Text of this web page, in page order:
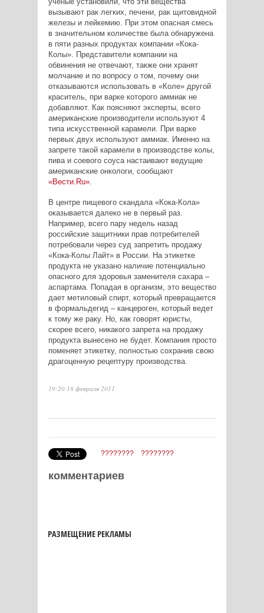
вызывают рак легких, печени, рак щитовидной
железы и лейкемию. При этом опасная смесь
в значительном количестве была обнаружена
в пяти разных продуктах компании «Кока-
Колы». Представители компании на
обвинения не отвечают, также они хранят
молчание и по вопросу о том, почему они
отказываются использовать в «Коле» другой
краситель, при варке которого аммиак не
добавляют. Как поясняют эксперты, всего
американские производители используют 4
типа искусственной карамели. При варке
первых двух используют аммиак. Именно на
запрете такой карамели в производстве колы,
пива и соевого соуса настаивают ведущие
американские онкологи, сообщают
«Вести.Ru».
В центре пищевого скандала «Кока-Кола»
оказывается далеко не в первый раз.
Например, всего пару недель назад
российские защитники прав потребителей
потребовали через суд запретить продажу
«Кока-Колы Лайт» в России. На этикетке
продукта не указано наличие потенциально
опасного для здоровья заменителя сахара –
аспартама. Попадая в организм, это вещество
дает метиловый спирт, который превращается
в формальдегид – канцероген, который ведет
к тому же раку. Но, как говорят юристы,
скорее всего, никакого запрета на продажу
продукта вынесено не будет. Компания просто
поменяет этикетку, полностью сохранив свою
драгоценную рецептуру производства.
19:20 18 февраля 2011
???????? ????????
комментариев
РАЗМЕЩЕНИЕ РЕКЛАМЫ